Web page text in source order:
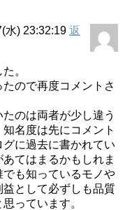
水) 23:32:19 返
。
ので再度コメントさ
のは両者が少し違う
名度は先にコメント
に過去に書かれてい
てはまるかもしれま
も知っているモノや
として必ずしも品質
っています。